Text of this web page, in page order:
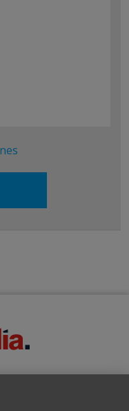
de Hostalia, dirigido por